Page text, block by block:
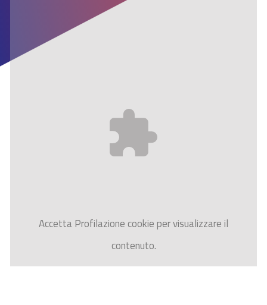
AccettaProfilazionecookie per visualizzare il
contenuto.